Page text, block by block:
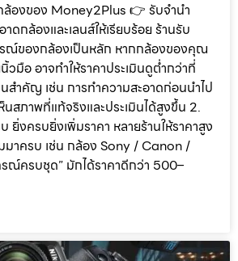
ล้องของ Money2Plus 👉 รับจำนำ
ดกล้องและเลนส์ให้เรียบร้อย ร้านรับ
ณ์ของกล้องเป็นหลัก หากกล้องของคุณ
มือ อาจทำให้ราคาประเมินดูต่ำกว่าที่
สำคัญ เช่น การทำความสะอาดก่อนนำไป
นสภาพที่แท้จริงและประเมินได้สูงขึ้น 2.
ยิ่งครบยิ่งเพิ่มราคา หลายร้านให้ราคาสูง
าครบ เช่น กล้อง Sony / Canon /
ณ์ครบชุด” มักได้ราคาดีกว่า 500–